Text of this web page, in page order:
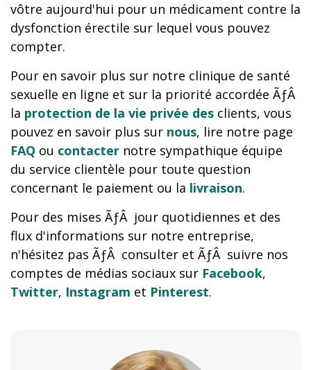
vôtre aujourd'hui pour un médicament contre la
dysfonction érectile sur lequel vous pouvez
compter.
Pour en savoir plus sur notre clinique de santé
sexuelle en ligne et sur la priorité accordée ÃƒÂ
la protection de la vie privée des clients, vous
pouvez en savoir plus sur nous, lire notre page
FAQ ou contacter notre sympathique équipe
du service clientèle pour toute question
concernant le paiement ou la livraison.
Pour des mises ÃƒÂ jour quotidiennes et des
flux d'informations sur notre entreprise,
n'hésitez pas ÃƒÂ consulter et ÃƒÂ suivre nos
comptes de médias sociaux sur Facebook,
Twitter, Instagram et Pinterest.